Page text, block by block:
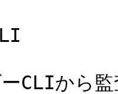
CLIから